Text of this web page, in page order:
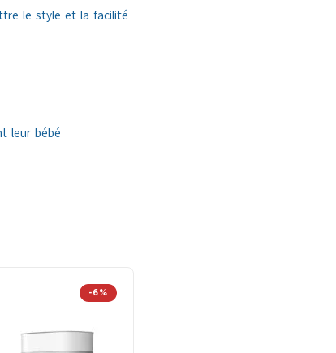
le style et la facilité
leur bébé
-6%